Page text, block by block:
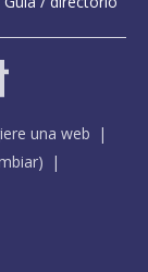
una web
)